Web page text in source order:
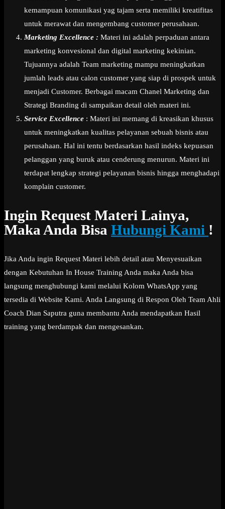
kemampuan komunikasi yag tajam serta memiliki kreatifitas
untuk merawat dan mengembang customer perusahaan.
Marketing Excellence : Materi ini adalah perpaduan antara
marketing konvesional dan digital marketing kekinian.
Tujuannya adalah Team marketing mampu meningkatkan
jumlah leads atau calon customer yang siap di prospek untuk
menjadi Customer. Berbagai macam Chanel Marketing dan
Strategi Branding di sampaikan detail oleh materi ini.
Service Excellence : Materi ini memang di kreasikan khusus
untuk meningkatkan kualitas pelayanan sebuah bisnis atau
perusahaan. Hal ini tentu berdasarkan hasil indeks kepuasan
pelanggan yang buruk atau cenderung menurun. Materi ini
terdapat lengkap strategi pelayanan bisnis hingga menghadapi
komplain customer.
Ingin Request Materi Lainya,
Maka Anda Bisa Hubungi Kami !
Jika Anda ingin Request Materi lebih detail atau Menyesuaikan
dengan Kebutuhan In House Training Anda maka Anda bisa
langsung menghubungi kami melalui Kolom WhatsApp yang
tersedia di Website Kami. Anda Langsung di Respon Oleh Team Ahli
Coach Dian Saputra guna membantu Anda mendapatkan Hasil
training yang berdampak dan mengesankan.